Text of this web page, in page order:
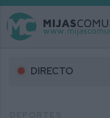
DIRECTO